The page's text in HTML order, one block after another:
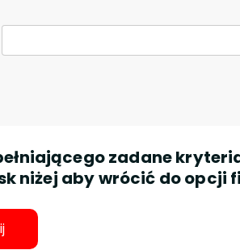
zadane
niżej aby wrócić do opcji